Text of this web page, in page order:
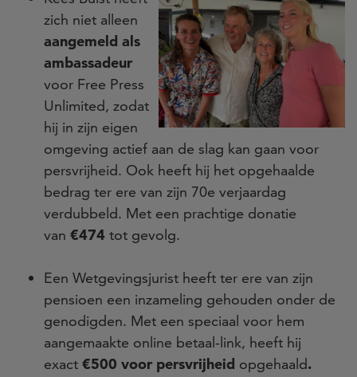
zich niet alleen
aangemeld als
ambassadeur
voor Free Press
Unlimited, zodat
hij in zijn eigen
omgeving actief aan de slag kan gaan voor
persvrijheid. Ook heeft hij het opgehaalde
bedrag ter ere van zijn 70e verjaardag
verdubbeld. Met een prachtige donatie
van €474 tot gevolg.
Een Wetgevingsjurist heeft ter ere van zijn
pensioen een inzameling gehouden onder de
genodigden. Met een speciaal voor hem
aangemaakte online betaal-link, heeft hij
exact €500 voor persvrijheid opgehaald.